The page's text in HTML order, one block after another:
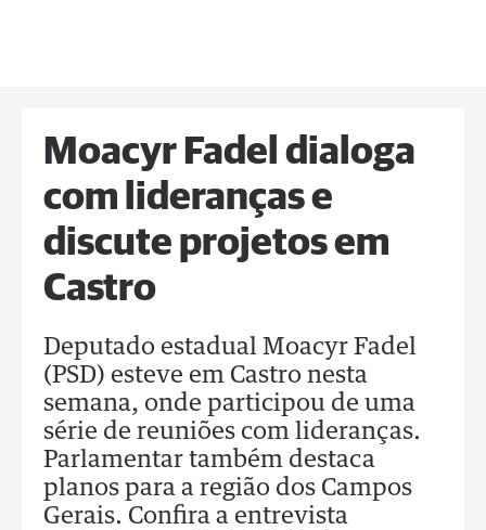
Moacyr Fadel dialoga
com lideranças e
discute projetos em
Castro
Deputado estadual Moacyr Fadel
(PSD) esteve em Castro nesta
semana, onde participou de uma
série de reuniões com lideranças.
Parlamentar também destaca
planos para a região dos Campos
Gerais. Confira a entrevista